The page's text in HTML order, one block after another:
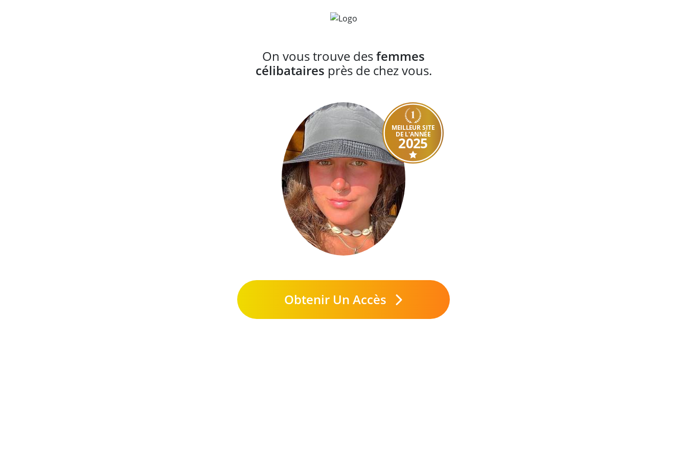
On vous trouve desfemmes
célibataires près de chez vous.
MEILLEUR SITE
DE L'ANNÉE
2025
Obtenir Un Accès